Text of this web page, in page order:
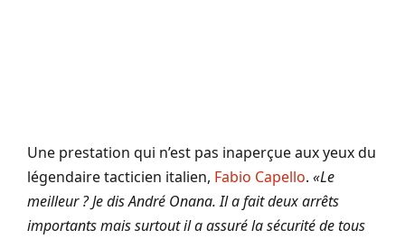
Une prestation qui n’est pas inaperçue aux yeux du
légendaire tacticien italien, Fabio Capello. «Le
meilleur ? Je dis André Onana. Il a fait deux arrêts
importants mais surtout il a assuré la sécurité de tous